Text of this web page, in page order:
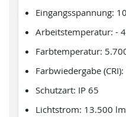
Eingangsspannung:
Arbeitstemperatur: -
Farbtemperatur:
Farbwiedergabe
Schutzart: IP 65
Lichtstrom: 13.500 lm